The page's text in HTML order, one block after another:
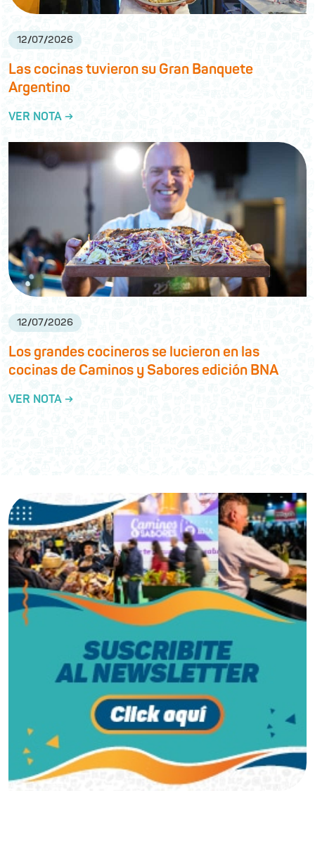
12/07/2026
Las cocinas tuvieron su Gran Banquete
Argentino
VER NOTA →
12/07/2026
Los grandes cocineros se lucieron en las
cocinas de Caminos y Sabores edición BNA
VER NOTA →